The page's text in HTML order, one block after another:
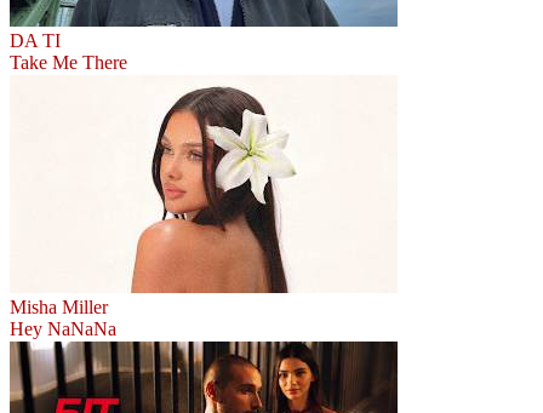
DA TI
Take Me There
Misha Miller
Hey NaNaNa